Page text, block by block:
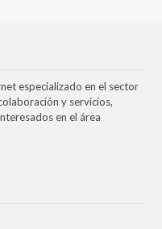
especializado en el sector
y servicios,
en el área